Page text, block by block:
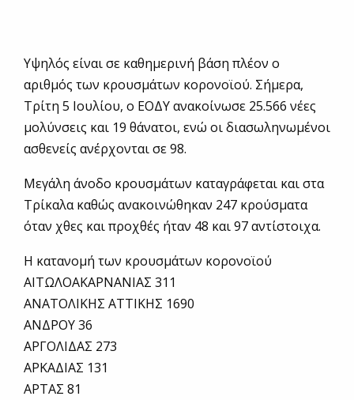
Υψηλός είναι σε καθημερινή βάση πλέον ο
αριθμός των κρουσμάτων κορονοϊού. Σήμερα,
Τρίτη 5 Ιουλίου, ο ΕΟΔΥ ανακοίνωσε 25.566 νέες
μολύνσεις και 19 θάνατοι, ενώ οι διασωληνωμένοι
ασθενείς ανέρχονται σε 98.
Μεγάλη άνοδο κρουσμάτων καταγράφεται και στα
Τρίκαλα καθώς ανακοινώθηκαν 247 κρούσματα
όταν χθες και προχθές ήταν 48 και 97 αντίστοιχα.
Η κατανομή των κρουσμάτων κορονοϊού
ΑΙΤΩΛΟΑΚΑΡΝΑΝΙΑΣ 311
ΑΝΑΤΟΛΙΚΗΣ ΑΤΤΙΚΗΣ 1690
ΑΝΔΡΟΥ 36
ΑΡΓΟΛΙΔΑΣ 273
ΑΡΚΑΔΙΑΣ 131
ΑΡΤΑΣ 81